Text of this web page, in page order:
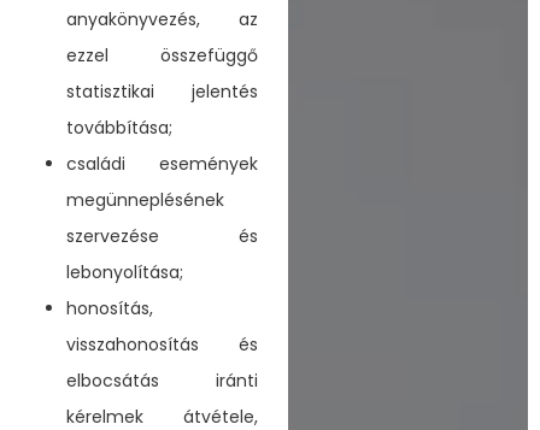
anyakönyvezés, az
ezzel összefüggő
statisztikai jelentés
továbbítása;
családi események
megünneplésének
szervezése és
lebonyolítása;
honosítás,
visszahonosítás és
elbocsátás iránti
kérelmek átvétele,